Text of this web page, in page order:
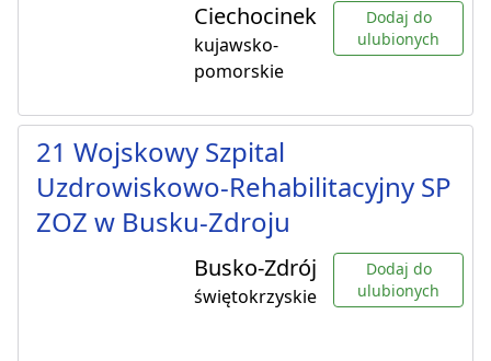
Ciechocinek
kujawsko-
pomorskie
Dodaj do
ulubionych
21 Wojskowy Szpital
Uzdrowiskowo-Rehabilitacyjny SP
ZOZ w Busku-Zdroju
Busko-Zdrój
świętokrzyskie
Dodaj do
ulubionych